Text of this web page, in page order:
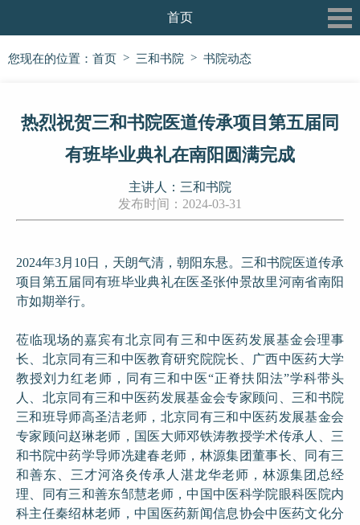
首页
关于我们
三和书院
三和论坛
三和公益行
党建专栏
您现在的位置： 首页 > 三和书院 > 书院动态
热烈祝贺三和书院医道传承项目第五届同
有班毕业典礼在南阳圆满完成
主讲人：三和书院
发布时间：2024-03-31
2024年3月10日，天朗气清，朝阳东悬。三和书院医道传承
项目第五届同有班毕业典礼在医圣张仲景故里河南省南阳
市如期举行。
莅临现场的嘉宾有北京同有三和中医药发展基金会理事
长、北京同有三和中医教育研究院院长、广西中医药大学
教授刘力红老师，同有三和中医“正脊扶阳法”学科带头
人、北京同有三和中医药发展基金会专家顾问、三和书院
三和班导师高圣洁老师，北京同有三和中医药发展基金会
专家顾问赵琳老师，国医大师邓铁涛教授学术传承人、三
和书院中药学导师冼建春老师，林源集团董事长、同有三
和善东、三才河洛灸传承人湛龙华老师，林源集团总经
理、同有三和善东邹慧老师，中国中医科学院眼科医院内
科主任秦绍林老师，中国医药新闻信息协会中医药文化分